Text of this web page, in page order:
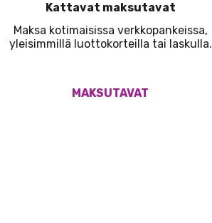
Kattavat maksutavat
Maksa kotimaisissa verkkopankeissa,
yleisimmillä luottokorteilla tai laskulla.
MAKSUTAVAT